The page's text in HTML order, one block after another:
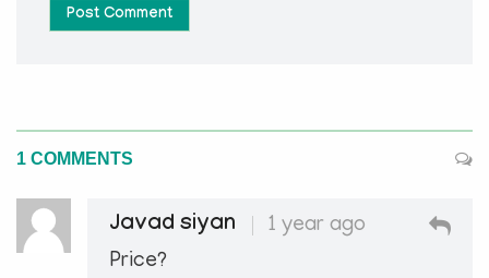
Post Comment
1 COMMENTS
Javad siyan
1 year ago
Price?